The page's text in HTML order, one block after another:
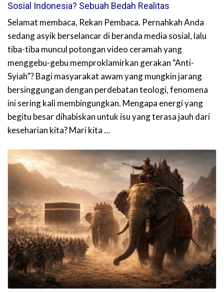
Sosial Indonesia? Sebuah Bedah Realitas
Selamat membaca, Rekan Pembaca. Pernahkah Anda
sedang asyik berselancar di beranda media sosial, lalu
tiba-tiba muncul potongan video ceramah yang
menggebu-gebu memproklamirkan gerakan “Anti-
Syiah”? Bagi masyarakat awam yang mungkin jarang
bersinggungan dengan perdebatan teologi, fenomena
ini sering kali membingungkan. Mengapa energi yang
begitu besar dihabiskan untuk isu yang terasa jauh dari
keseharian kita? Mari kita …